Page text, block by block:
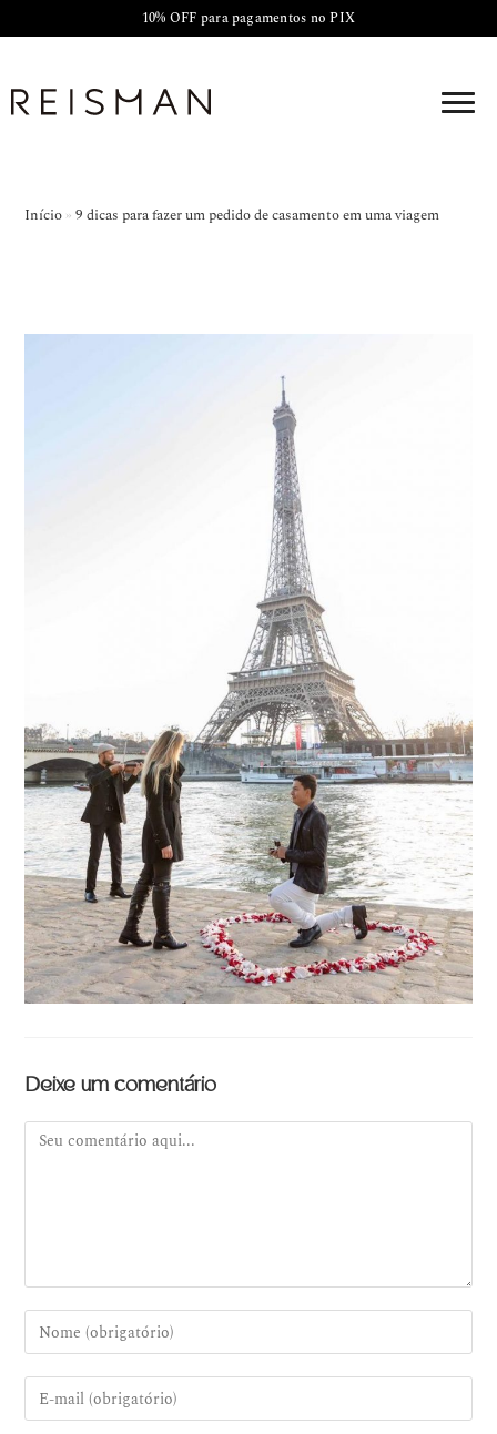
10% OFF para pagamentos no PIX
Início »9 dicas para fazer um pedido de casamento em uma viagem
Deixe um comentário